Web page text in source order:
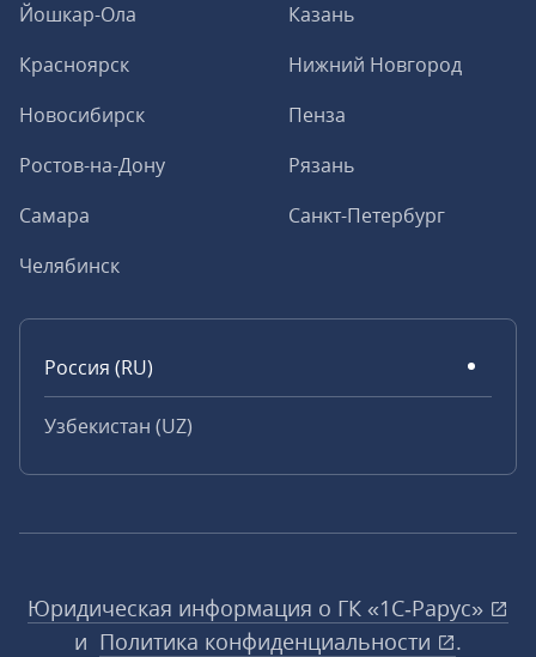
Йошкар-Ола
Казань
Красноярск
Нижний Новгород
Новосибирск
Пенза
Ростов-на-Дону
Рязань
Самара
Санкт-Петербург
Челябинск
Россия (RU)
Узбекистан (UZ)
Юридическая информация о ГК «1С‑Рарус»
и Политика конфиденциальности
.